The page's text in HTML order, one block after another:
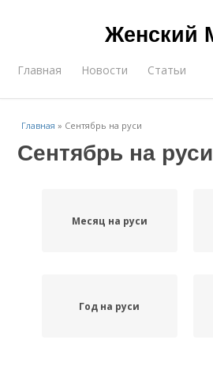
Женский
Главная Новости Статьи
Главная » Сентябрь на руси
Сентябрь на руси
Месяц на руси
Год на руси